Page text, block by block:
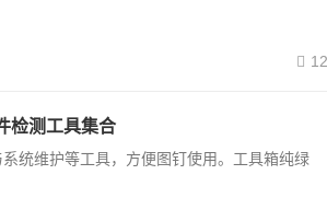
检测工具集合
统维护等工具，方便图钉使用。工具箱纯绿